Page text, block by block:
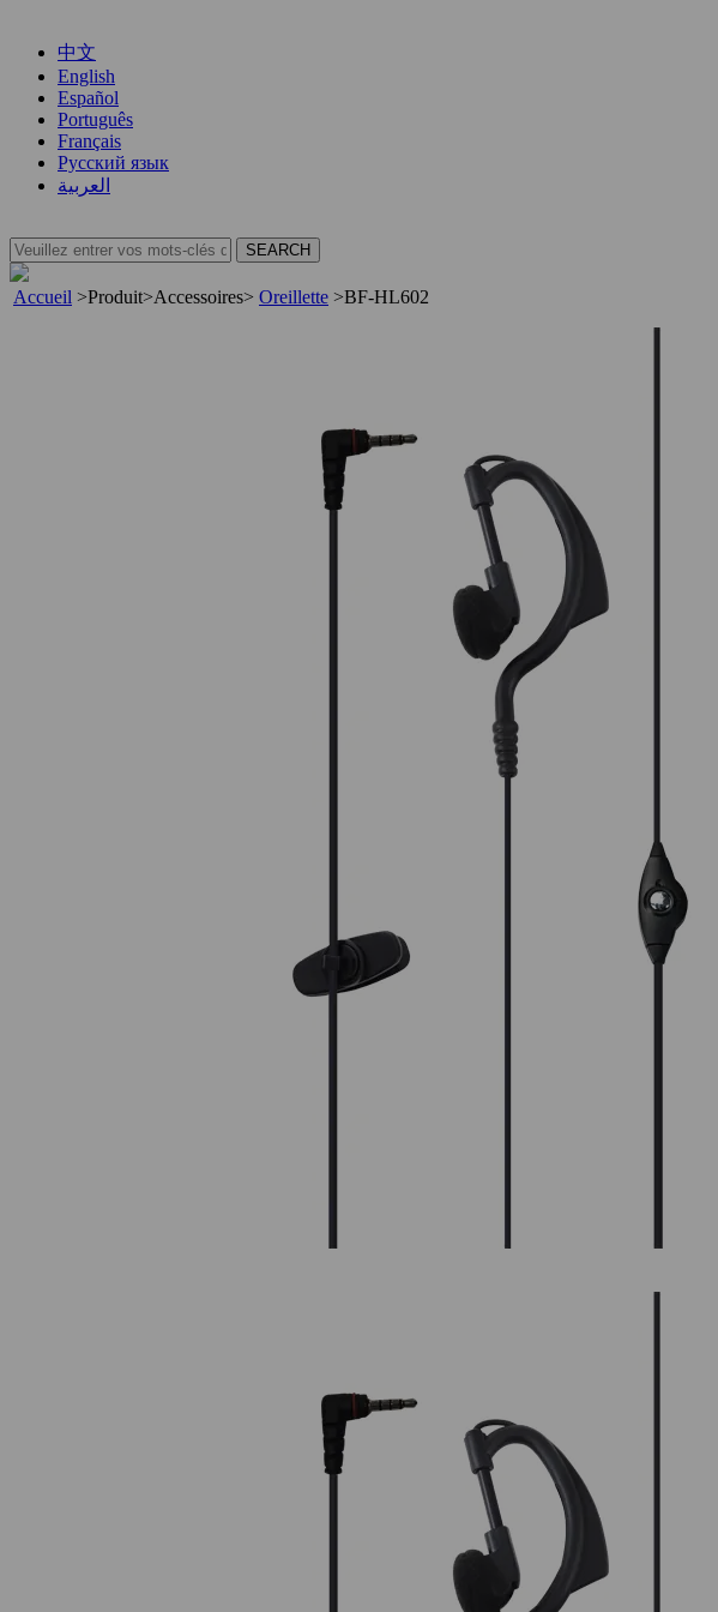
中文
English
Español
Português
Français
Русский язык
العربية
Accueil >Produit>Accessoires> Oreillette >BF-HL602